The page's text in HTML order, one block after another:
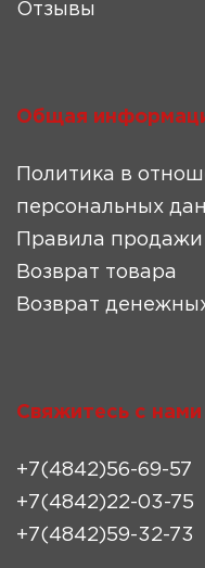
Отзывы
Общая
Политика в
персональных
Правила продажи
Возврат товара
Возврат
Свяжитесь с нами
+7(4842)56-69-57
+7(4842)22-03-75
+7(4842)59-32-73